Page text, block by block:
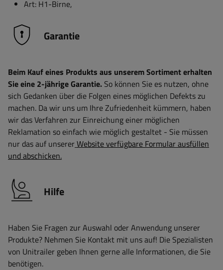
Art: H1-Birne,
Garantie
Beim Kauf eines Produkts aus unserem Sortiment erhalten
Sie eine 2-jährige Garantie. So können Sie es nutzen, ohne
sich Gedanken über die Folgen eines möglichen Defekts zu
machen. Da wir uns um Ihre Zufriedenheit kümmern, haben
wir das Verfahren zur Einreichung einer möglichen
Reklamation so einfach wie möglich gestaltet - Sie müssen
nur das auf unsererWebsite verfügbare Formular ausfüllen
und abschicken.
Hilfe
Haben Sie Fragen zur Auswahl oder Anwendung unserer
Produkte? Nehmen Sie Kontakt mit uns auf! Die Spezialisten
von Unitrailer geben Ihnen gerne alle Informationen, die Sie
benötigen.